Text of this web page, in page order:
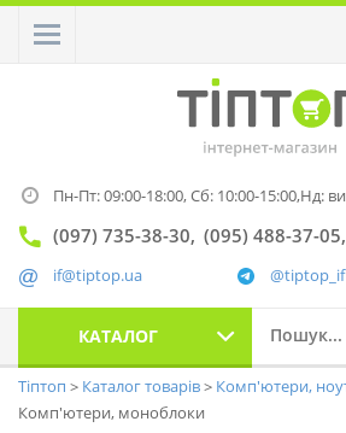
Пн-Пт: 09:00-18:00,Сб: 10:00-15:00,Нд:
(097) 735-38-30 (095) 488-37-05
@tiptop_if
if@tiptop.ua
КАТАЛОГ
Тіптоп Каталог товарів
Комп'ютери,
Комп'ютери, моноблоки